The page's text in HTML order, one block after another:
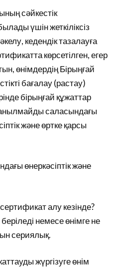
сәйкестік
үшін жеткіліксіз
кедендік тазалауға
көрсетілген, егер
өнімдердің Бірыңғай
бағалау (растау)
бірыңғай құжаттар
саласындағы
және өртке қарсы
өнеркәсіптік және
алу кезінде?
немесе өнімге не
сериялық.
жүргізуге өнім